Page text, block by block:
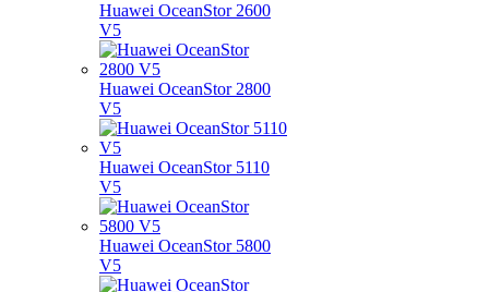
Huawei OceanStor 2600
V5
Huawei OceanStor 2800
V5
Huawei OceanStor 5110
V5
Huawei OceanStor 5800
V5